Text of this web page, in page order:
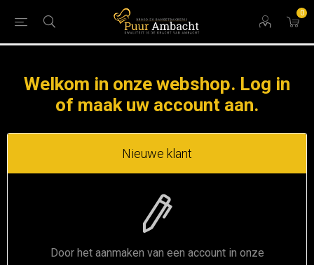
0
Welkom in onze webshop. Log in
of maak uw account aan.
Nieuwe klant
Door het aanmaken van een account in onze